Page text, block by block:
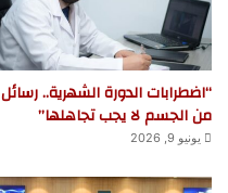
“اضطرابات الدورة الشهرية.. رسائل
من الجسم لا يجب تجاهلها”
يونيو 9, 2026